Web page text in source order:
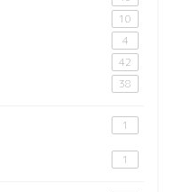
10
4
42
38
1
1